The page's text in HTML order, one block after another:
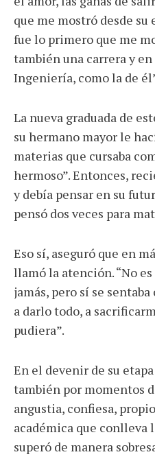
que me mostró desde
fue lo primero que me
también una carrera y
Ingeniería, como la de
La nueva graduada de
su hermano mayor le
materias que cursaba
hermoso”. Entonces,
y debía pensar en su
pensó dos veces para
Eso sí, aseguró que en
llamó la atención. “No
jamás, pero sí se
a darlo todo, a
pudiera”.
En el devenir de su
también por momentos
angustia, confiesa,
académica que conlleva
superó de manera